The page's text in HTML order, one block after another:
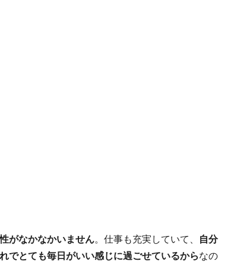
がなかなかいません。仕事も充実していて、
自分
でとても毎日がいい感じに過ごせているからなの